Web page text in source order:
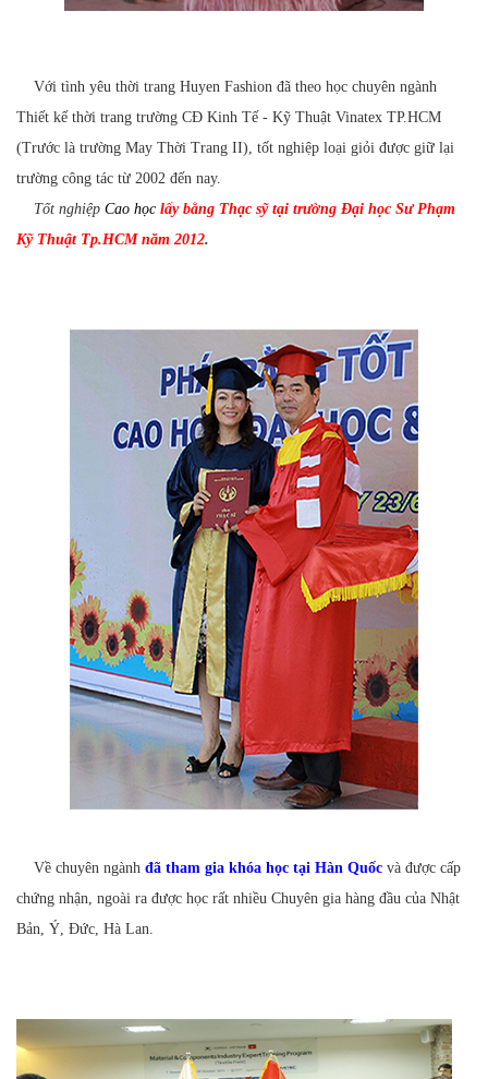
Với tình yêu thời trang Huyen Fashion đã theo học chuyên ngành
Thiết kế thời trang trường CĐ Kinh Tế - Kỹ Thuật Vinatex TP.HCM
(Trước là trường May Thời Trang II), tốt nghiệp loại giỏi được giữ lại
trường công tác từ 2002 đến nay.
Tốt nghiệp Cao học lấy bằng Thạc sỹ tại trường Đại học Sư Phạm
Kỹ Thuật Tp.HCM năm 2012.
Về chuyên ngành đã tham gia khóa học tại Hàn Quốc và được cấp
chứng nhận, ngoài ra được học rất nhiều Chuyên gia hàng đầu của Nhật
Bản, Ý, Đức, Hà Lan.